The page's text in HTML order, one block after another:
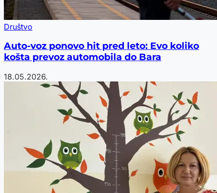
Društvo
Auto-voz ponovo hit pred leto: Evo koliko
košta prevoz automobila do Bara
18.05.2026.